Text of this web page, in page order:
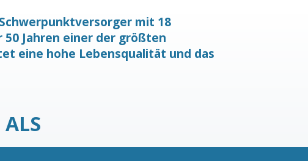
mit 18
Jahren einer der größten
eine hohe Lebensqualität und das